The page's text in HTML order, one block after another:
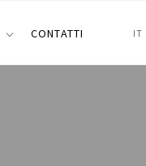
CONTATTI IT